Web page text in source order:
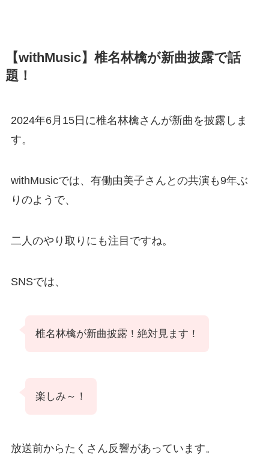
【withMusic】椎名林檎が新曲披露で話
題！
2024年6月15日に椎名林檎さんが新曲を披露しま
す。
withMusicでは、有働由美子さんとの共演も9年ぶ
りのようで、
二人のやり取りにも注目ですね。
SNSでは、
椎名林檎が新曲披露！絶対見ます！
楽しみ～！
放送前からたくさん反響があっています。